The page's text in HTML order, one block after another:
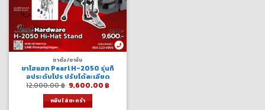
ขาตั้ง/ขาจับ
ขาไฮแฮท Pearl H-2050 รุ่นท็
อประดับโปร ปรับได้ละเอียด
12,000.00฿ Original
price
was:
12,000.00 ฿.
9,600.00 ฿Current
หยิบใส่ตะกร้า